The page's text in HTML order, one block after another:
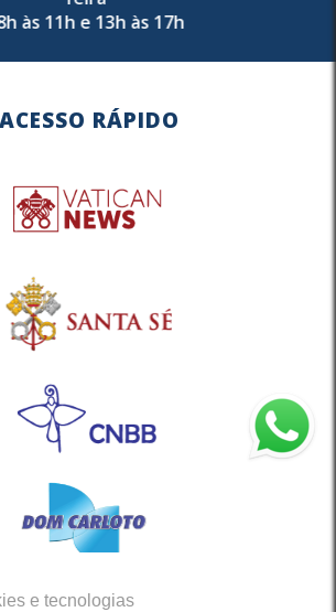
e tecnologias
às 11h e 13h às 17h
ACESSO RÁPIDO